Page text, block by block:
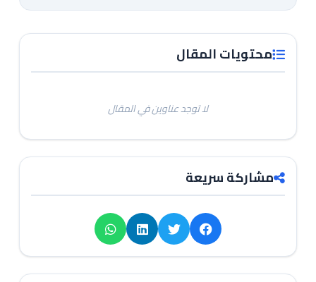
محتويات المقال
لا توجد عناوين في المقال
مشاركة سريعة